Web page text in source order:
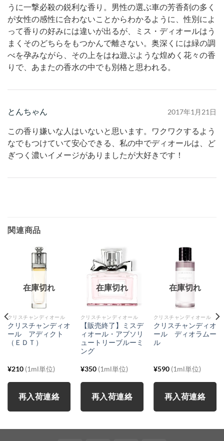
うに一撃必殺の鋭利な香り。男性の選ぶ車の芳香剤の多く
が女性の感性に合わないことからわかるように、性別によ
って香りの好みには違いが出るが、ミス・ディオールはう
まくそのどちらをもつかんで離さない。奥深くには緑の調
べを孕みながら、その上をはね遊ぶような煌めく花々の香
りで、あまたの香水の中でも別格と思われる。
とんちゃん 2017年1月21日
この香り嫌いな人はいないと思います。ワクワクするよう
なでもつけていて安心できる、私の中でディオールは、ど
ぎつく濃いイメージがありましたが大好きです！
関連商品
在庫切れ
クリスチャンディオール
クリスチャンディオ
ール アディクト
（ＥＤＴ）
¥210 (1ml単位)
再入荷連絡
在庫切れ
クリスチャンディオール
【販売終了】ミスデ
ィオール・アブソリ
ュートリーブルーミ
ング
¥350 (1ml単位)
再入荷連絡
在庫切れ
クリスチャンディオール
クリスチャンディオ
ール ディオラムー
ル
¥590 (1ml単位)
再入荷連絡